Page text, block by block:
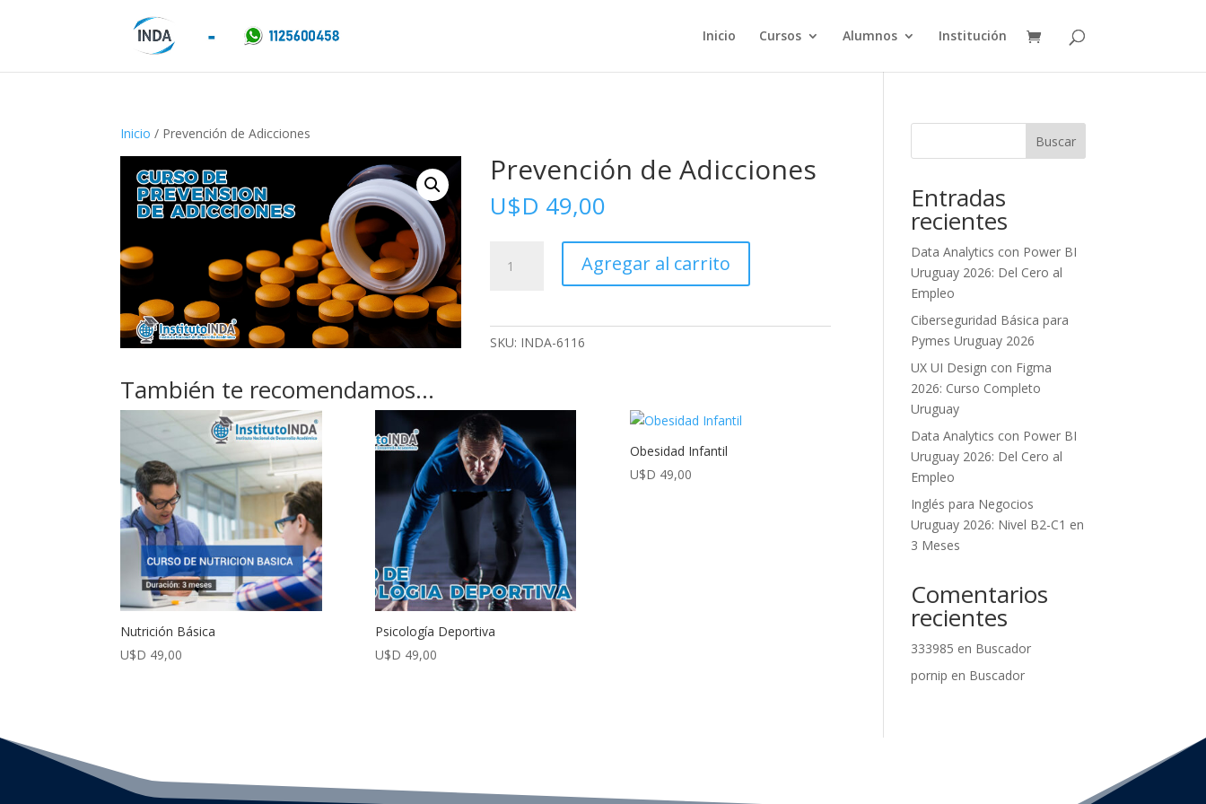
Inicio Cursos Alumnos Institución
Inicio / Prevención de Adicciones
Prevención de Adicciones
U$D 49,00
Agregar al carrito
SKU: INDA-6116
También te recomendamos…
Nutrición Básica
U$D 49,00
Psicología Deportiva
U$D 49,00
Obesidad Infantil
U$D 49,00
Buscar
Entradas
recientes
Data Analytics con Power BI
Uruguay 2026: Del Cero al
Empleo
Ciberseguridad Básica para
Pymes Uruguay 2026
UX UI Design con Figma
2026: Curso Completo
Uruguay
Data Analytics con Power BI
Uruguay 2026: Del Cero al
Empleo
Inglés para Negocios
Uruguay 2026: Nivel B2-C1 en
3 Meses
Comentarios
recientes
333985 en Buscador
pornip en Buscador